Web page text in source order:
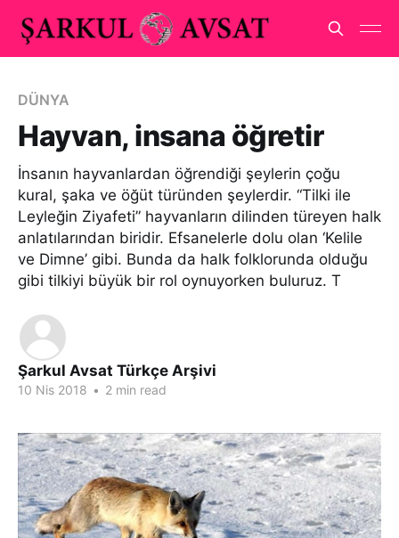
DÜNYA
Hayvan, insana öğretir
İnsanın hayvanlardan öğrendiği şeylerin çoğu
kural, şaka ve öğüt türünden şeylerdir. “Tilki ile
Leyleğin Ziyafeti” hayvanların dilinden türeyen halk
anlatılarından biridir. Efsanelerle dolu olan ‘Kelile
ve Dimne’ gibi. Bunda da halk folklorunda olduğu
gibi tilkiyi büyük bir rol oynuyorken buluruz. T
Şarkul Avsat Türkçe Arşivi
10 Nis 2018 • 2 min read